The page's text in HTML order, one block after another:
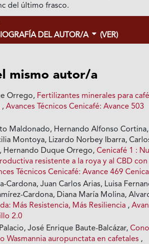
del último frasco.
DEL AUTOR/A (VER)
mismo autor/a
Orrego, Fertilizantes minerales para
,Avances Técnicos Cenicafé: Avance 503
Maldonado, Hernando Alfonso Cortina,
Montoya, Lizardo Norbey Ibarra,
Hernando Duque Orrego,Cenicafé 1 :
resistente a la roya y al CBD con
Técnicos Cenicafé: Avance 469
Juan Carlos Arias, Luisa
Cardona, Diana María Molina,
Más Resistencia, Más Resiliencia ,
2.0
José Enrique Baute-Balcázar,
Wasmannia auropunctata en cafetales ,